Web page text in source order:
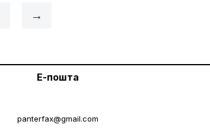
→
Е-пошта
panterfax@gmail.com